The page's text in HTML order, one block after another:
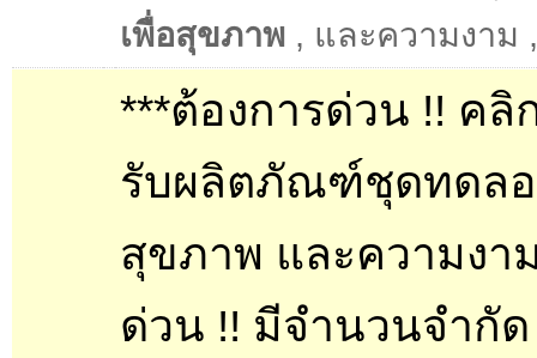
เพื่อสุขภาพ , และความงาม ,
***ต้องการด่วน !! คลิ
รับผลิตภัณฑ์ชุดทดลอ
สุขภาพ และความงา
ด่วน !! มีจำนวนจำกั